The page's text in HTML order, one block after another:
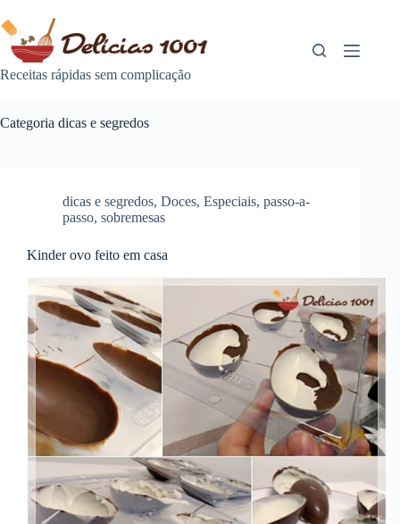
para
conteúdo
Receitas rápidas sem complicação
Categoria dicas e segredos
dicas e segredos, Doces, Especiais, passo-a-
passo, sobremesas
Kinder ovo feito em casa